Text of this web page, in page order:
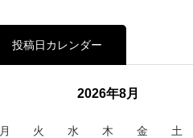
投稿日カレンダー
2026年8月
月 火 水 木 金 土